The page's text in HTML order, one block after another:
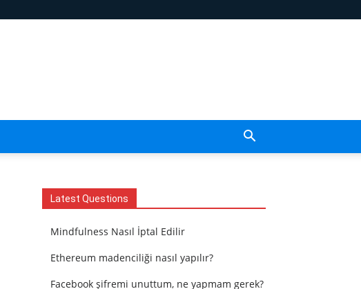
Latest Questions
Mindfulness Nasıl İptal Edilir
Ethereum madenciliği nasıl yapılır?
Facebook şifremi unuttum, ne yapmam gerek?